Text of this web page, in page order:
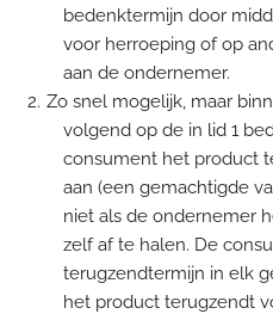
bedenktermijn door
voor herroeping of op
aan de ondernemer.
Zo snel mogelijk, maar
volgend op de in lid 1
consument het product
aan (een gemachtigde
niet als de ondernemer
zelf af te halen. De
terugzendtermijn in elk
het product terugzendt